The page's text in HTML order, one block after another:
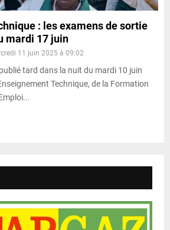
: les examens de sortie
mardi 17 juin
11 juin 2025 à 09:02
tard dans la nuit du mardi 10 juin
Technique, de la Formation